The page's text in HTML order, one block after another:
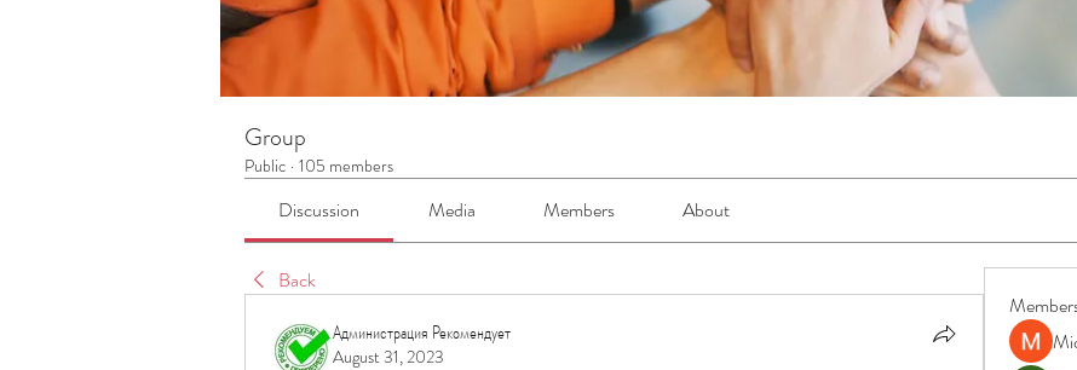
Group
Public · 105 members
Discussion Media Members About
Back
Администрация Рекомендует
August 31, 2023